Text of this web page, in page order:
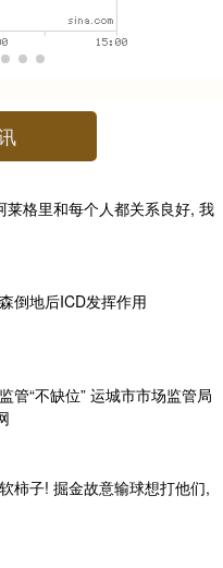
格里和每个人都关系良好, 我
倒地后ICD发挥作用
管“不缺位” 运城市市场监管局
柿子! 掘金故意输球想打他们,